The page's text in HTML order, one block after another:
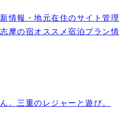
情報・地元在住のサイト管理
摩の宿オススメ宿泊プラン情
。三重のレジャーと遊び。